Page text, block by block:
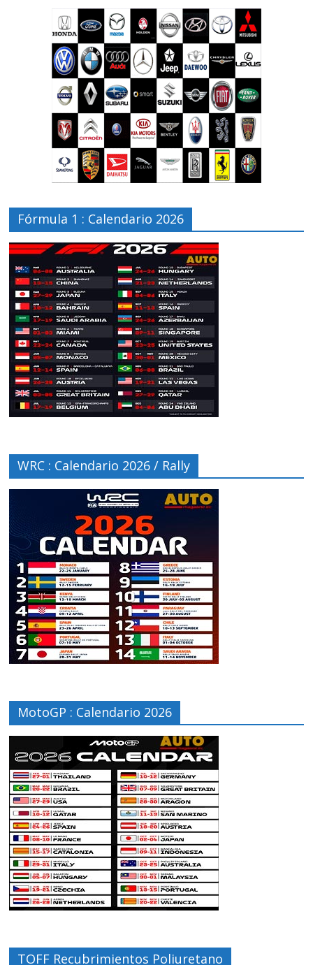
Fórmula 1 : Calendario 2026
WRC : Calendario 2026 / Rally
MotoGP : Calendario 2026
TOFF Recubrimientos Poliuretano